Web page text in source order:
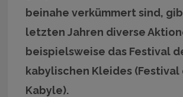
beinahe verkümmert sind,
letzten Jahren diverse
beispielsweise das Festival
kabylischen Kleides (Festival
Kabyle).